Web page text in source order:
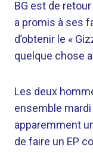
BG est de
a promis à ses
d’obtenir le «
quelque chose
Les deux
ensemble
apparemment
de faire un EP